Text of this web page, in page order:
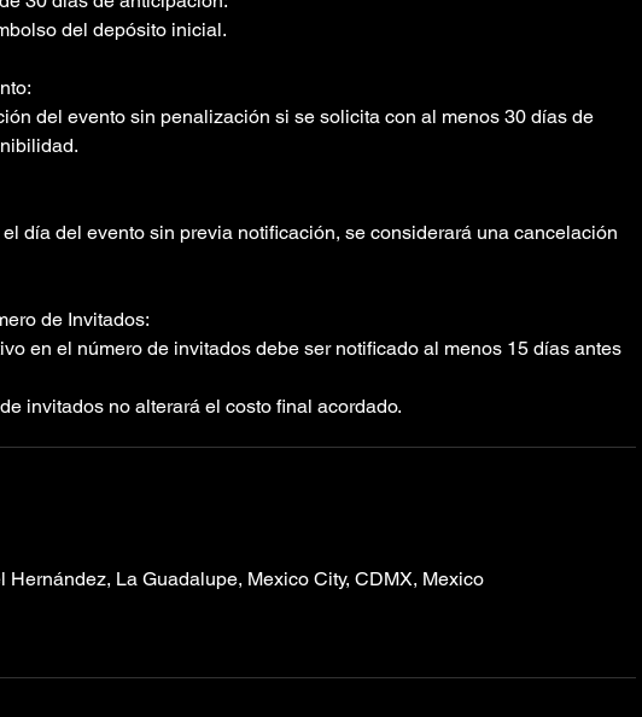
del depósito inicial.
del evento sin penalización si se solicita con al menos 30 días de
día del evento sin previa notificación, se considerará una cancelación
de Invitados:
en el número de invitados debe ser notificado al menos 15 días antes
invitados no alterará el costo final acordado.
Hernández, La Guadalupe, Mexico City, CDMX, Mexico